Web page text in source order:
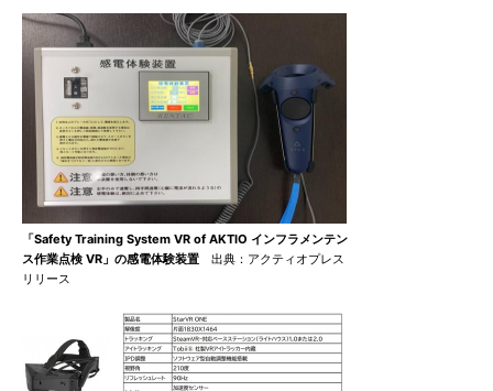
「Safety Training System VR of AKTIO インフラメンテン
ス作業点検 VR」の感電体験装置 出典：アクティオプレス
リリース